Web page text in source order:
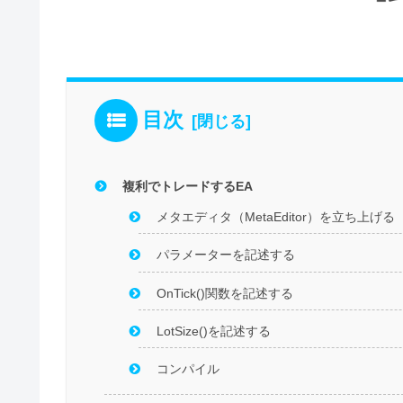
目次
複利でトレードするEA
メタエディタ（MetaEditor）を立ち上げる
パラメーターを記述する
OnTick()関数を記述する
LotSize()を記述する
コンパイル